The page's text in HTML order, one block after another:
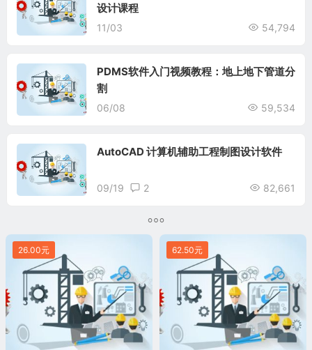
设计课程
11/03 54,794
PDMS软件入门视频教程：地上地下管道分
割
06/08 59,534
AutoCAD 计算机辅助工程制图设计软件
09/19 2 82,661
26.00元 62.50元